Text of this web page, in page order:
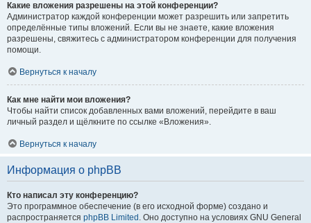
Какие вложения разрешены на этой конференции?
Администратор каждой конференции может разрешить или запретить
определённые типы вложений. Если вы не знаете, какие вложения
разрешены, свяжитесь с администратором конференции для получения
помощи.
Вернуться к началу
Как мне найти мои вложения?
Чтобы найти список добавленных вами вложений, перейдите в ваш
личный раздел и щёлкните по ссылке «Вложения».
Вернуться к началу
Информация о phpBB
Кто написал эту конференцию?
Это программное обеспечение (в его исходной форме) создано и
распространяется phpBB Limited . Оно доступно на условиях GNU General